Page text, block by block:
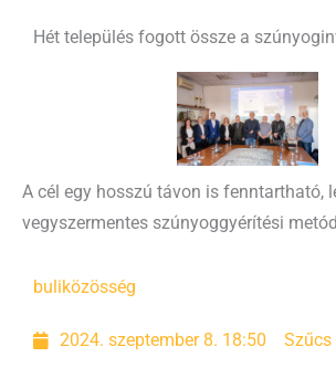
Hét település fogott össze a
A cél egy hosszú távon is fenntartható,
vegyszermentes szúnyoggyérítési
buliközösség
2024. szeptember 8. 18:50 Szűcs